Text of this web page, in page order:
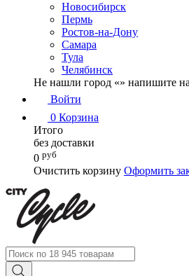
Новосибирск
Пермь
Ростов-на-Дону
Самара
Тула
Челябинск
Не нашли город «» напишите
Войти
0 Корзина
Итого
без доставки
0 руб
Очистить корзину Оформить